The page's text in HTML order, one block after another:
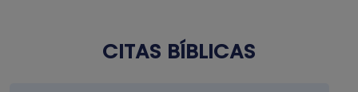
CITAS BÍBLICAS